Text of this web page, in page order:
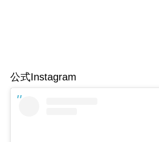
公式Instagram